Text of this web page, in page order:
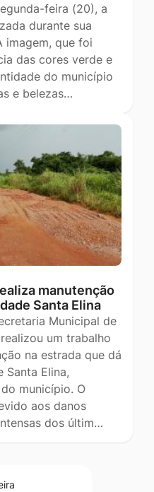
feira (20), a
durante sua
imagem, que foi
das cores verde e
do município
e belezas…
manutenção
Santa Elina
Municipal de
um trabalho
na estrada que dá
Santa Elina,
município. O
aos danos
dos últim…